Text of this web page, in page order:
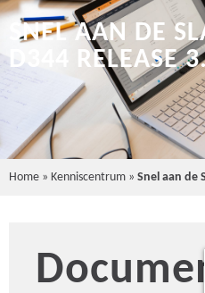
SNEL AAN DE
D344 RELEASE
Home » Kenniscentrum » Snel aan de